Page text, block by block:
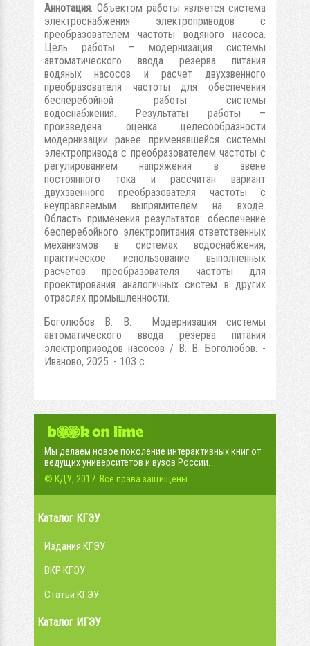
Аннотация: Объектом работы является система
электроснабжения электроприводов с
преобразователем частоты водяного насоса.
Цель работы – модернизация системы
автоматического ввода резерва питания
водяных насосов и расчет двухзвенного
преобразователя частоты для обеспечения
бесперебойной работы системы
водоснабжения. Результаты работы –
произведена оценка целесообразности
модернизации ранее применявшейся системы
электропривода с преобразователем частоты с
регулированием напряжения в звене
постоянного тока и рассчитан вариант
двухзвенного преобразователя частоты с
неуправляемым выпрямителем на входе.
Область применения результатов: обеспечение
бесперебойного электропитания ответственных
механизмов в системах водоснабжения,
практическое использование выполненных
расчетов преобразователя частоты для
проектирования аналогичных систем в других
отраслях промышленности.
Боголюбов В. В. Модернизация системы
автоматического ввода резерва питания
электроприводов насосов / В. В. Боголюбов. -
Иваново, 2025. - 103 с.
Мы делаем новое поколение интерактивных книг от
ведущих университетов и вузов России.
© КДУ, 2017. Все права защищены.
Каталог КГЭУ
Издания КГЭУ
ВКР КГЭУ
Статьи КГЭУ
Каталог ИГЭУ